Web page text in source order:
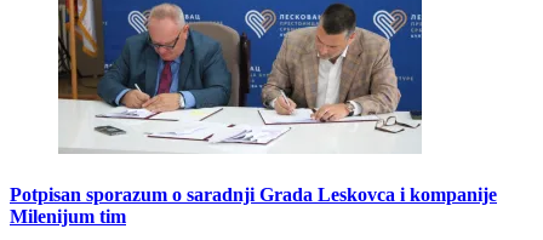
Potpisan sporazum o saradnji Grada Leskovca i kompanije
Milenijum tim